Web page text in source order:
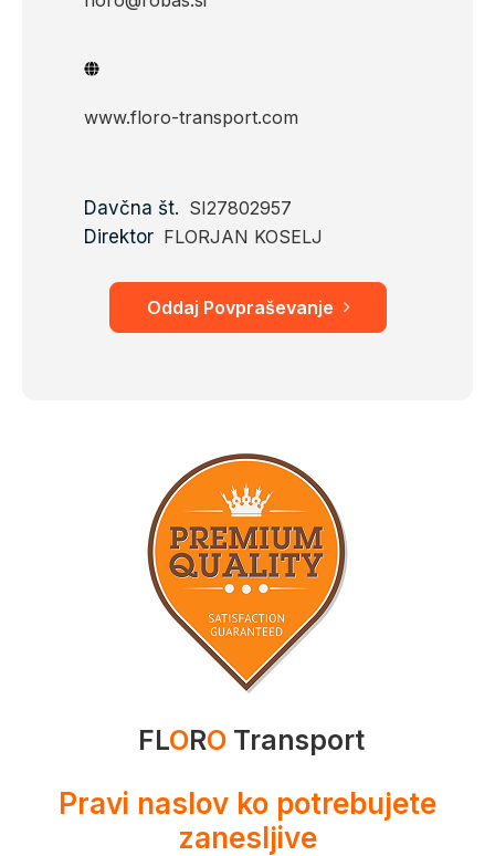
www.floro-transport.com
Davčna št. SI27802957
Direktor FLORJAN KOSELJ
Oddaj Povpraševanje
FLORO Transport
Pravi naslov ko potrebujete
zanesljive